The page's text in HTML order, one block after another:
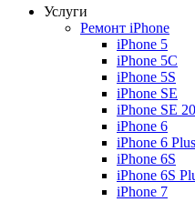
Услуги
Ремонт iPhone
iPhone 5
iPhone 5C
iPhone 5S
iPhone SE
iPhone SE
iPhone 6
iPhone 6 Plus
iPhone 6S
iPhone 6S
iPhone 7